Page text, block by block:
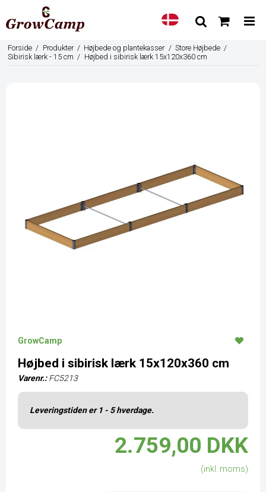
Forside / Produkter / Højbede og plantekasser / Store Højbede /
Sibirisk lærk - 15 cm / Højbed i sibirisk lærk 15x120x360 cm
GrowCamp
Højbed i sibirisk lærk 15x120x360 cm
Varenr.: FC5213
Leveringstiden er 1 - 5 hverdage.
2.759,00 DKK
(inkl. moms)